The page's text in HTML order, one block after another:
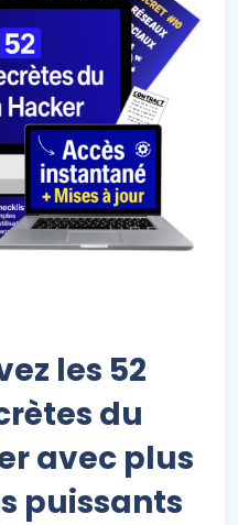
les 52
du
avec plus
puissants